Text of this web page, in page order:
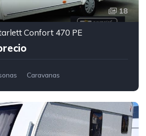
18
Confort 470 PE
Caravanas